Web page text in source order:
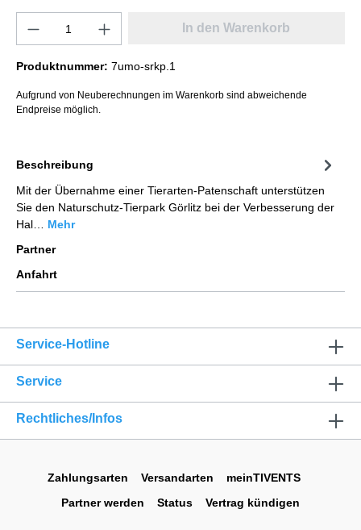
In den Warenkorb
Produktnummer: 7umo-srkp.1
Aufgrund von Neuberechnungen im Warenkorb sind abweichende
Endpreise möglich.
Beschreibung
Mit der Übernahme einer Tierarten-Patenschaft unterstützen
Sie den Naturschutz-Tierpark Görlitz bei der Verbesserung der
Hal… Mehr
Partner
Anfahrt
Service-Hotline
Service
Rechtliches/Infos
Zahlungsarten Versandarten
meinTIVENTS
Partner werden
Status Vertrag kündigen